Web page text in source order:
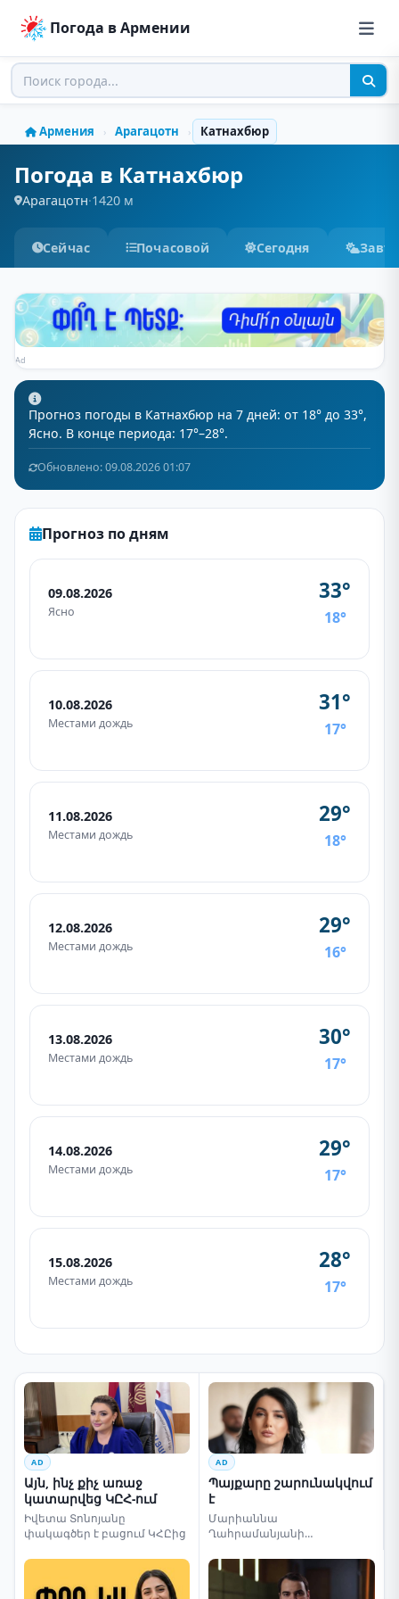
Погода в Армении
Армения › Арагацотн › Катнахбюр
Погода в Катнахбюр
Арагацотн·1420 м
Сейчас Почасовой Сегодня
Ad
Прогноз погоды в Катнахбюр на 7 дней: от 18° до 33°,
Ясно. В конце периода: 17°–28°.
Обновлено: 09.08.2026 01:07
Прогноз по дням
09.08.2026
Ясно
33°
18°
10.08.2026
Местами дождь
31°
17°
11.08.2026
Местами дождь
29°
18°
12.08.2026
Местами дождь
29°
16°
13.08.2026
Местами дождь
30°
17°
14.08.2026
Местами дождь
29°
17°
15.08.2026
Местами дождь
28°
17°
AD
Այն, ինչ քիչ առաջ
կատարվեց ԿԸՀ-ում
Իվետա Տոնոյանը
փակագծեր է բացում ԿՀԸից
AD
Պայքարը շարունակվում
է
Մարիաննա
Ղահրամանյանի